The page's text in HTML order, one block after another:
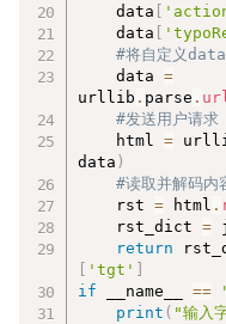
    data
    data
#将自定义
    data
=
urllib . parse .
#发送用户请求
    html
=
data )
#读取并解码内
    rst
= html .
    rst_dict
=
return
'tgt'
if __name__ ==
print ( "输入